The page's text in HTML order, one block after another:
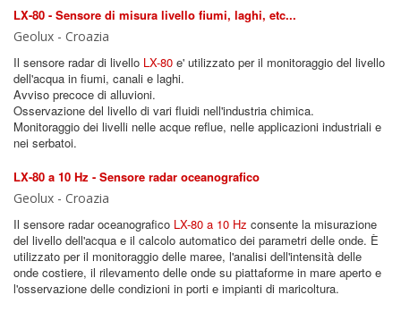
LX-80 - Sensore di misura livello fiumi, laghi, etc...
Geolux - Croazia
Il sensore radar di livello LX-80 e' utilizzato per il monitoraggio del livello
dell'acqua in fiumi, canali e laghi.
Avviso precoce di alluvioni.
Osservazione del livello di vari fluidi nell'industria chimica.
Monitoraggio dei livelli nelle acque reflue, nelle applicazioni industriali e
nei serbatoi.
LX-80 a 10 Hz - Sensore radar oceanografico
Geolux - Croazia
Il sensore radar oceanografico LX-80 a 10 Hz consente la misurazione
del livello dell'acqua e il calcolo automatico dei parametri delle onde. È
utilizzato per il monitoraggio delle maree, l'analisi dell'intensità delle
onde costiere, il rilevamento delle onde su piattaforme in mare aperto e
l'osservazione delle condizioni in porti e impianti di maricoltura.